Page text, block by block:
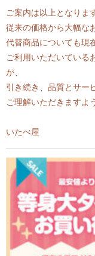
ご案内は以上となりま
従来の価格から大幅な
代替商品についても現
ご利用いただいている
が、
引き続き、品質とサー
ご理解いただきますよ
いたべ屋